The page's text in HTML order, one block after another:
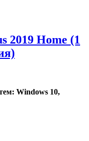
2019 Home (1
: Windows 10,